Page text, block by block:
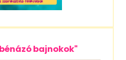
bajnokok"